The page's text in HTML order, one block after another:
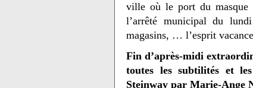
ville où le port du masque
l’arrêté municipal du
magasins, … l’esprit
Fin d’après-midi
toutes les subtilités et
Steinway par Marie-Ange